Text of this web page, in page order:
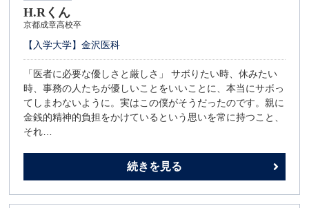
H.Rくん
京都成章高校卒
【入学大学】金沢医科
「医者に必要な優しさと厳しさ」 サボりたい時、休みたい
時、事務の人たちが優しいことをいいことに、本当にサボっ
てしまわないように。実はこの僕がそうだったのです。親に
金銭的精神的負担をかけているという思いを常に持つこと、
それ…
続きを見る